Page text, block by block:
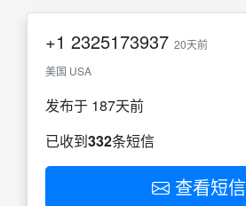
+1 2325173937 20天前
美国 USA
发布于 187天前
已收到332条短信
查看短信